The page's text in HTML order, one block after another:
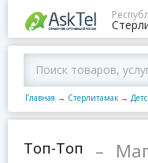
Главная → Стерлитамак →
Топ-Топ –